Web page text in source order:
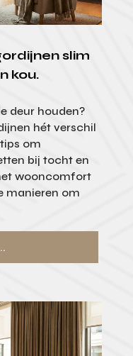
slim
kou.
deur houden?
hét verschil
om
bij tocht en
wooncomfort
manieren om